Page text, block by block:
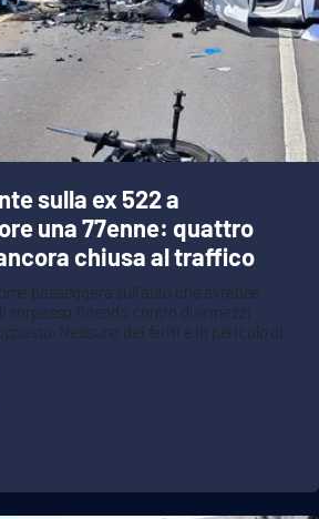
sulla ex 522 a
una 77enne: quattro
chiusa al traffico
passeggera sull’auto che avrebbe
sorpasso finendo contro due mezzi
Nessuno dei feriti è in pericolo di